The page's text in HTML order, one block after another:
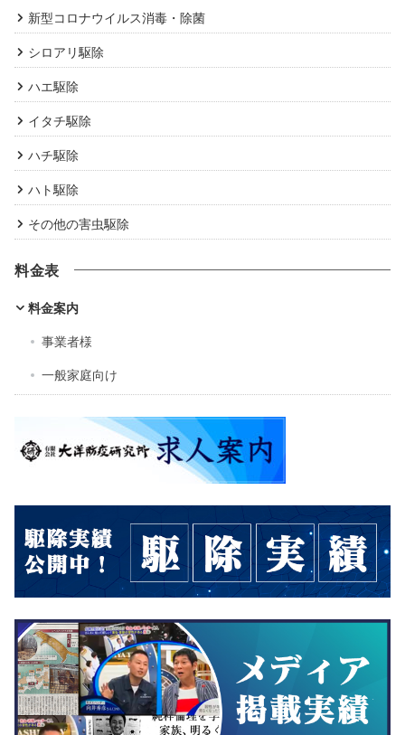
新型コロナウイルス消毒・除菌
シロアリ駆除
ハエ駆除
イタチ駆除
ハチ駆除
ハト駆除
その他の害虫駆除
料金表
料金案内
事業者様
一般家庭向け